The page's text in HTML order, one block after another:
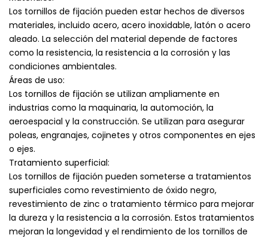
Los tornillos de fijación pueden estar hechos de diversos
materiales, incluido acero, acero inoxidable, latón o acero
aleado. La selección del material depende de factores
como la resistencia, la resistencia a la corrosión y las
condiciones ambientales.
Áreas de uso:
Los tornillos de fijación se utilizan ampliamente en
industrias como la maquinaria, la automoción, la
aeroespacial y la construcción. Se utilizan para asegurar
poleas, engranajes, cojinetes y otros componentes en ejes
o ejes.
Tratamiento superficial:
Los tornillos de fijación pueden someterse a tratamientos
superficiales como revestimiento de óxido negro,
revestimiento de zinc o tratamiento térmico para mejorar
la dureza y la resistencia a la corrosión. Estos tratamientos
mejoran la longevidad y el rendimiento de los tornillos de